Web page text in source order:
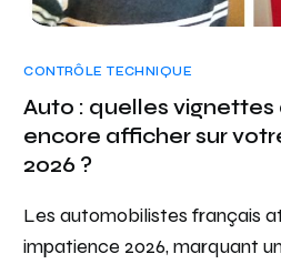
CONTRÔLE TECHNIQUE
Auto : quelles
encore afficher sur
2026 ?
Les automobilistes français
impatience 2026, marquant